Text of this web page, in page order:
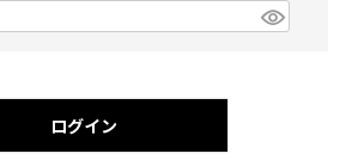
ログイン